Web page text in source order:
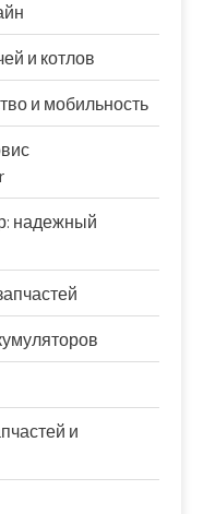
и котлов
и мобильность
надежный
и